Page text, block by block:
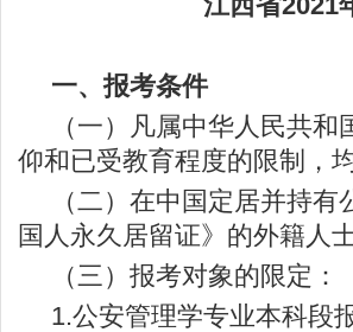
一、报考条件
（一）凡属中华人民共
仰和已受教育程度的限制，
（二）在中国定居并持
国人永久居留证》的外籍人
（三）报考对象的限定：
1.公安管理学专业本科段